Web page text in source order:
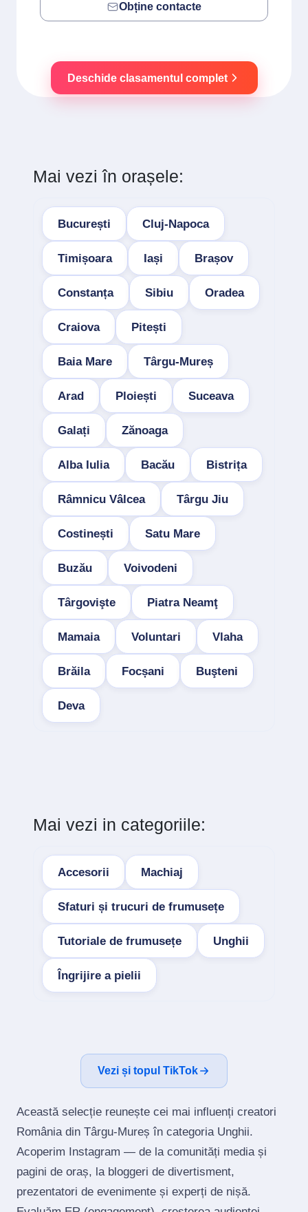
Obține contacte
Deschide clasamentul complet
Mai vezi în orașele:
București Cluj-Napoca
Timișoara Iași Brașov
Constanța Sibiu Oradea
Craiova Pitești
Baia Mare Târgu-Mureș
Arad Ploiești Suceava
Galați Zănoaga
Alba Iulia Bacău Bistrița
Râmnicu Vâlcea Târgu Jiu
Costinești Satu Mare
Buzău Voivodeni
Târgovişte Piatra Neamţ
Mamaia Voluntari Vlaha
Brăila Focșani Buşteni
Deva
Mai vezi in categoriile:
Accesorii Machiaj
Sfaturi și trucuri de frumusețe
Tutoriale de frumusețe Unghii
Îngrijire a pielii
Vezi și topul TikTok
Această selecție reunește cei mai influenți creatori
România din Târgu-Mureș în categoria Unghii.
Acoperim Instagram — de la comunități media și
pagini de oraș, la bloggeri de divertisment,
prezentatori de evenimente și experți de nișă.